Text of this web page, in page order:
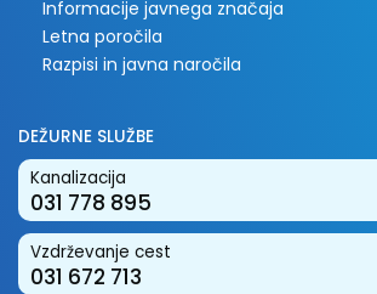
Informacije javnega značaja
Letna poročila
Razpisi in javna naročila
DEŽURNE SLUŽBE
Kanalizacija
031 778 895
Vzdrževanje cest
031 672 713